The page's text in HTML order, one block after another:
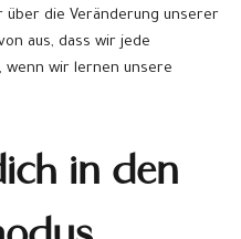
über die Veränderung unserer
aus, dass wir jede
wir lernen unsere
in den